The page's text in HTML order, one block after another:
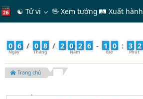
☯ Tử vi 🖖 Xem tướng 🛤 Xuất hành
0 6 / 0 8 / 2 0 2 6 - 1 0 : 3 2
Trang chủ